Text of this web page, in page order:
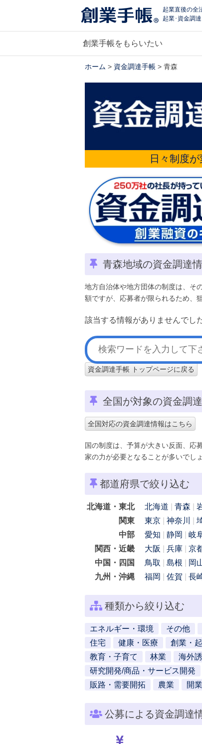
起業直後の全
起業･資金調
創業手帳をもらいたい
ホーム > 資金調達手帳 > 青森
日々制度が
青森地域の資金調達
地方自治体や地方団体の制度は、そ
額ですが、応募者が限られるため、
該当する情報がありませんでした
資金調達手帳 トップページに戻る
全国が対象の資金調
全国対応の資金調達情報はこちら
国の制度は、予算が大きい反面、応
家の力が必要となることが多いでしょ
都道府県で絞り込む
北海道・東北 北海道 青森
関東
東京 神奈川
中部
愛知 静岡 岐
関西・近畿
大阪 兵庫 京
中国・四国
鳥取 島根 岡
九州・沖縄
福岡 佐賀 長
種類から絞り込む
エネルギー・環境 その他
住宅
健康・医療 創業・
教育・子育て
林業 海外
研究開発/商品・サービス開発
販路・需要開拓
農業 開
公募による資金調達